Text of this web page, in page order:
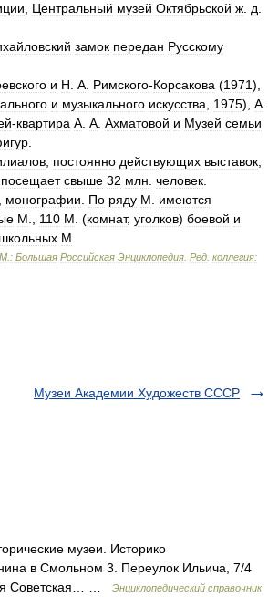
Центральный музей Октябрьской ж д
замок передан Русскому
и Н А Римского-Корсакова (1971),
и музыкального искусства 1975), А
-квартира А А Ахматовой и Музей семьи
постоянно действующих выставок
посещает свыше 32 млн человек
монографии По ряду М
имеются
М 110 М . (комнат, уголков) боевой и
школьных М
М : Большая Российская Энциклопедия Ред коллегия:
Музеи Академии Художеств СССР
музеи. Историко
в Смольном 3. Переулок Ильича, 7/4
я Советская… …
Энциклопедический справочник